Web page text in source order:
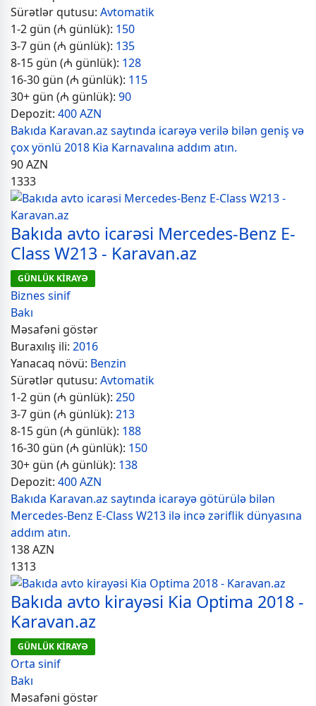
Sürətlər qutusu: Avtomatik
1-2 gün (₼ günlük): 150
3-7 gün (₼ günlük): 135
8-15 gün (₼ günlük): 128
16-30 gün (₼ günlük): 115
30+ gün (₼ günlük): 90
Depozit: 400 AZN
Bakıda Karavan.az saytında icarəyə verilə bilən geniş və
çox yönlü 2018 Kia Karnavalına addım atın.
90AZN
1333
Bakıda avto icarəsi Mercedes-Benz E-
Class W213 - Karavan.az
GÜNLÜK KİRAYƏ
Biznes sinif
Bakı
Məsafəni göstər
Buraxılış ili: 2016
Yanacaq növü: Benzin
Sürətlər qutusu: Avtomatik
1-2 gün (₼ günlük): 250
3-7 gün (₼ günlük): 213
8-15 gün (₼ günlük): 188
16-30 gün (₼ günlük): 150
30+ gün (₼ günlük): 138
Depozit: 400 AZN
Bakıda Karavan.az saytında icarəyə götürülə bilən
Mercedes-Benz E-Class W213 ilə incə zəriflik dünyasına
addım atın.
138AZN
1313
Bakıda avto kirayəsi Kia Optima 2018 -
Karavan.az
GÜNLÜK KİRAYƏ
Orta sinif
Bakı
Məsafəni göstər